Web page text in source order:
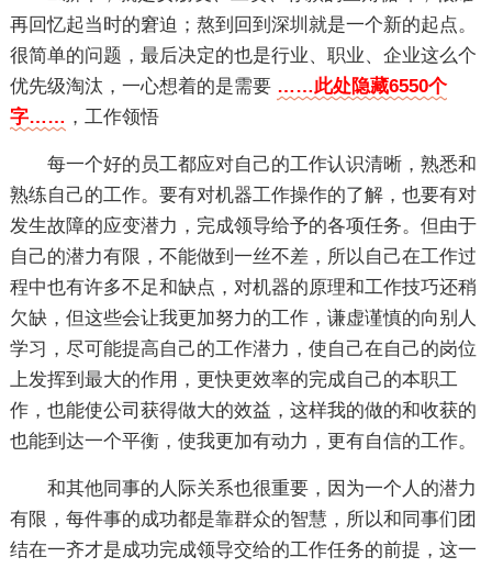
再回忆起当时的窘迫；熬到回到深圳就是一个新的起点。
很简单的问题，最后决定的也是行业、职业、企业这么个
优先级淘汰，一心想着的是需要 ……此处隐藏6550个
字…… ，工作领悟
每一个好的员工都应对自己的工作认识清晰，熟悉和
熟练自己的工作。要有对机器工作操作的了解，也要有对
发生故障的应变潜力，完成领导给予的各项任务。但由于
自己的潜力有限，不能做到一丝不差，所以自己在工作过
程中也有许多不足和缺点，对机器的原理和工作技巧还稍
欠缺，但这些会让我更加努力的工作，谦虚谨慎的向别人
学习，尽可能提高自己的工作潜力，使自己在自己的岗位
上发挥到最大的作用，更快更效率的完成自己的本职工
作，也能使公司获得做大的效益，这样我的做的和收获的
也能到达一个平衡，使我更加有动力，更有自信的工作。
和其他同事的人际关系也很重要，因为一个人的潜力
有限，每件事的成功都是靠群众的智慧，所以和同事们团
结在一齐才是成功完成领导交给的工作任务的前提，这一